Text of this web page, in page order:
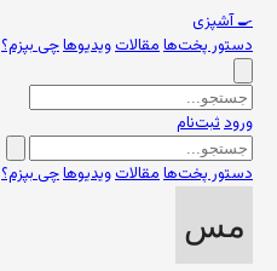
🍳آشپزی
دستور پخت‌هامقالاتویدیوهاچی بپزم؟
ورودثبت‌نام
دستور پخت‌هامقالاتویدیوهاچی بپزم؟